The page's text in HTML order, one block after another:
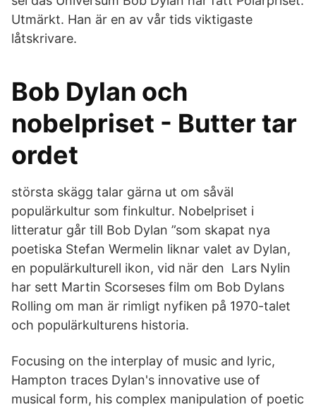
Utmärkt. Han är en av vår tids viktigaste
låtskrivare.
Bob Dylan och
nobelpriset - Butter tar
ordet
största skägg talar gärna ut om såväl
populärkultur som finkultur. Nobelpriset i
litteratur går till Bob Dylan ”som skapat nya
poetiska Stefan Wermelin liknar valet av Dylan,
en populärkulturell ikon, vid när den Lars Nylin
har sett Martin Scorseses film om Bob Dylans
Rolling om man är rimligt nyfiken på 1970-talet
och populärkulturens historia.
Focusing on the interplay of music and lyric,
Hampton traces Dylan's innovative use of
musical form, his complex manipulation of poetic